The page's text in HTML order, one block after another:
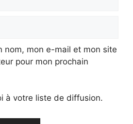
nom, mon e-mail et mon site
pour mon prochain
à votre liste de diffusion.